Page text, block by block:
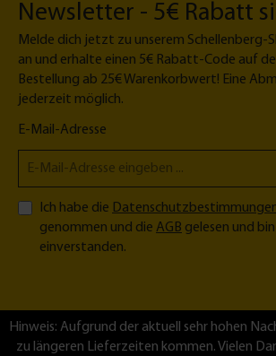
Newsletter - 5€ Rabatt
Melde dich jetzt zu unserem Schellenberg-
an und erhalte einen 5€ Rabatt-Code auf
Bestellung ab 25€ Warenkorbwert! Eine
jederzeit möglich.
E-Mail-Adresse
Ich habe die
genommen und die AGB gelesen und
einverstanden.
Hinweis: Aufgrund der aktuell sehr hohen
zu längeren Lieferzeiten kommen. Vielen